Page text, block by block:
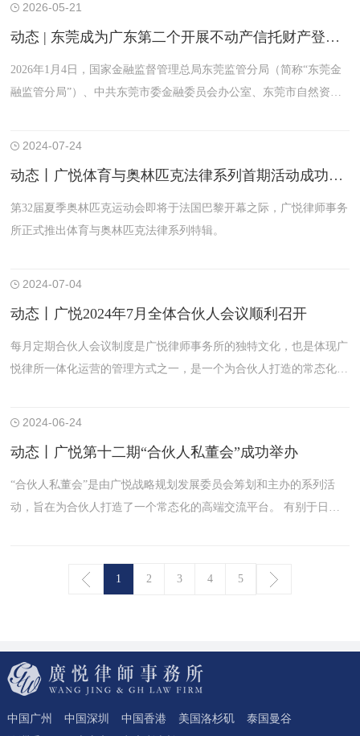
2026-05-21
动态 | 东莞成为广东第二个开展不动产信托财产登记试点
2026年1月4日，国家金融监督管理总局东莞监管分局（简称“东莞金
融监管分局”）、中共东莞市委金融委员会办公室、东莞市自然资源
2024-07-24
动态丨广悦体育与奥林匹克法律系列首期活动成功举办
第32届夏季奥林匹克运动会即将于法国巴黎开幕之际，广悦律师事务
所正式推出体育与奥林匹克法律系列特辑。
2024-07-04
动态丨广悦2024年7月全体合伙人会议顺利召开
每月定期合伙人会议制度是广悦律师事务所的独特文化，也是体现广
悦律所一体化运营的管理方式之一，是一个为合伙人打造的常态化交
2024-06-24
动态丨广悦第十二期“合伙人私董会”成功举办
“合伙人私董会”是由广悦战略规划发展委员会筹划和主办的系列活
动，旨在为合伙人打造了一个常态化的高端交流平台。 有别于日常
互动更加丰富频繁，充分让合伙人聊深、聊透，激发新灵感和新思
路。 广悦期待，以“合伙人私董会”的创新形式提高合伙人之间交流
1 2 3 4 5
中国广州 中国深圳 中国香港 美国洛杉矶
泰国曼谷